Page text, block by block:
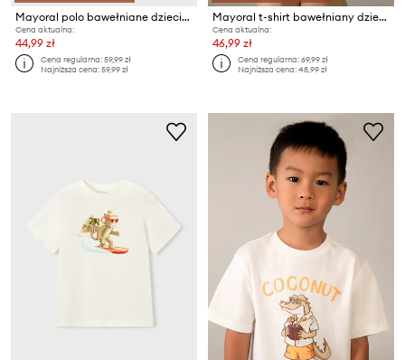
Mayoral polo bawełniane dziecięce
Cena aktualna:
44,99 zł
Cena regularna:59,99 zł
Najniższa cena:59,99 zł
Mayoral t-shirt bawełniany dziecięcy
Cena aktualna:
46,99 zł
Cena regularna:69,99 zł
Najniższa cena:48,99 zł